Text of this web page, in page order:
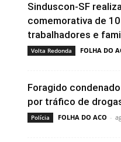
Sinduscon-SF
comemorativa de
trabalhadores e
Volta Redonda FOLHA DO
Foragido
por tráfico de
Polícia FOLHA DO ACO -